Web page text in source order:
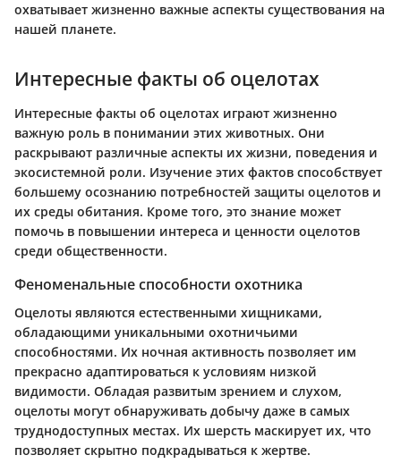
охватывает жизненно важные аспекты существования на
нашей планете.
Интересные факты об оцелотах
Интересные факты об оцелотах играют жизненно
важную роль в понимании этих животных. Они
раскрывают различные аспекты их жизни, поведения и
экосистемной роли. Изучение этих фактов способствует
большему осознанию потребностей защиты оцелотов и
их среды обитания. Кроме того, это знание может
помочь в повышении интереса и ценности оцелотов
среди общественности.
Феноменальные способности охотника
Оцелоты являются естественными хищниками,
обладающими уникальными охотничьими
способностями. Их ночная активность позволяет им
прекрасно адаптироваться к условиям низкой
видимости. Обладая развитым зрением и слухом,
оцелоты могут обнаруживать добычу даже в самых
труднодоступных местах. Их шерсть маскирует их, что
позволяет скрытно подкрадываться к жертве.